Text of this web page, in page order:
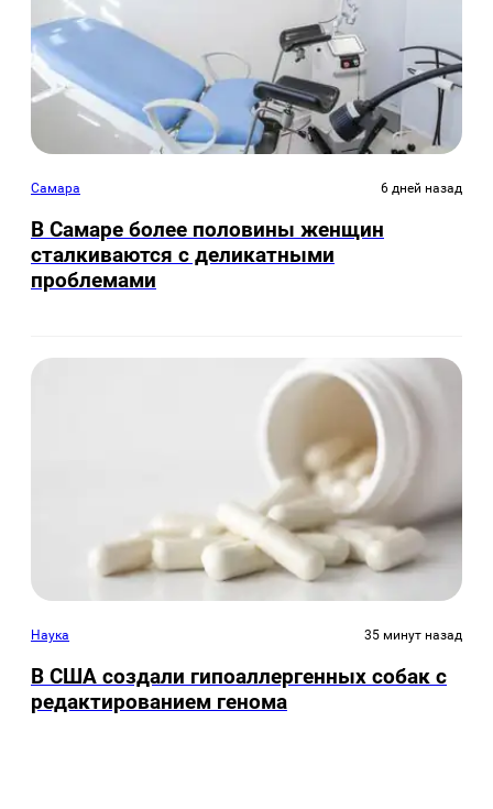
Самара 6 дней назад
В Самаре более половины женщин
сталкиваются с деликатными
проблемами
Наука 35 минут назад
В США создали гипоаллергенных собак с
редактированием генома